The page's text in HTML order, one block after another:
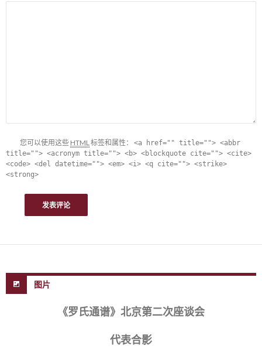
您可以使用这些 HTML标签和属性： <a href="" title=""> <abbr
title=""> <acronym title=""> <b> <blockquote cite=""> <cite>
<code> <del datetime=""> <em> <i> <q cite=""> <strike>
<strong>
图片
《罗氏通谱》北京第二次座谈会
代表合影